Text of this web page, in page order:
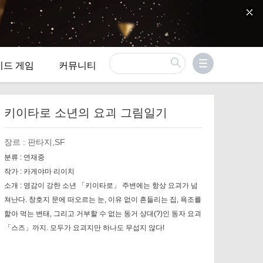
드 게임 커뮤니티
키이타로 소년의 요괴 그림일기
장르 : 판타지,SF
분류 : 연재중
작가 : 카게야마 리이치
소개 : 영감이 강한 소년 「키이타로」 주변에는 항상 요괴가 넘
쳐난다. 창호지 문에 떠오르는 눈, 이유 없이 흔들리는 집, 욕조를
핥아 먹는 변태, 그리고 거부할 수 없는 동거 상대(?)인 동자 요괴
「스즈」까지. 모두가 요괴지만 하나도 무섭지 않다!